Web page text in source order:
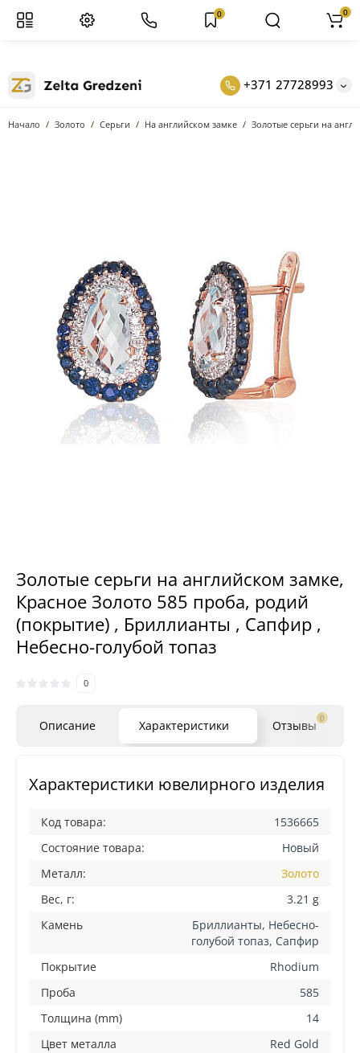
+371 27728993
0 0
Начало Золото Серьги На английском замке Золотые серьги на
Золотые серьги на английском замке,
Красное Золото 585 проба, родий
(покрытие) , Бриллианты , Сапфир ,
Небесно-голубой топаз
0
Описание Характеристики Отзывы 0
Характеристики ювелирного изделия
Код товара:
1536665
Состояние товара:
Новый
Металл:
Золото
Вес, г:
3.21 g
Камень
Бриллианты, Небесно-
голубой топаз, Сапфир
Покрытие
Rhodium
Проба
585
Толщина (mm)
14
Цвет металла
Red Gold